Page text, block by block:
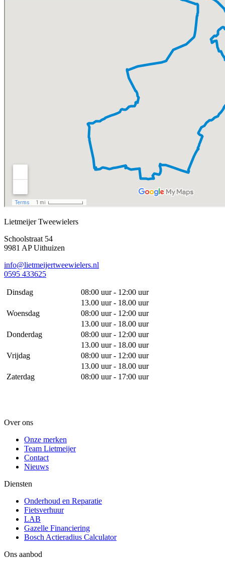
Lietmeijer Tweewielers
Schoolstraat 54
9981 AP Uithuizen
info@lietmeijertweewielers.nl
0595 433625
Dinsdag
08:00 uur - 12:00 uur
13.00 uur - 18.00 uur
Woensdag
08:00 uur - 12:00 uur
13.00 uur - 18.00 uur
Donderdag
08:00 uur - 12:00 uur
13.00 uur - 18.00 uur
Vrijdag
08:00 uur - 12:00 uur
13.00 uur - 18.00 uur
Zaterdag
08:00 uur - 17:00 uur
Over ons
Onze merken
Team Lietmeijer
Contact
Nieuws
Diensten
Onderhoud en Reparatie
Fietsverhuur
LAB
Gazelle Financiering
Bosch Actieradius Calculator
Ons aanbod